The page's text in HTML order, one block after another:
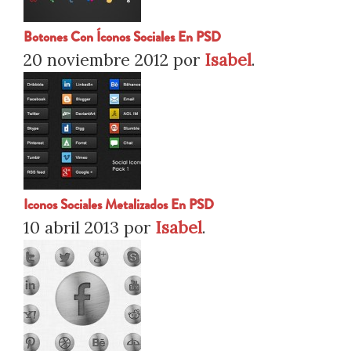
Botones Con Íconos Sociales En PSD
20 noviembre 2012 por Isabel.
Iconos Sociales Metalizados En PSD
10 abril 2013 por Isabel.